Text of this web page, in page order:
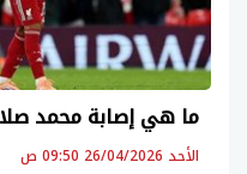
ما هي إصابة محمد
الأحد 26/04/2026 09:50 ص